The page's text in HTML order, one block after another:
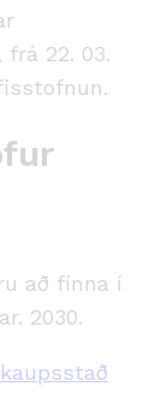
22. 03.
að finna í
2030.